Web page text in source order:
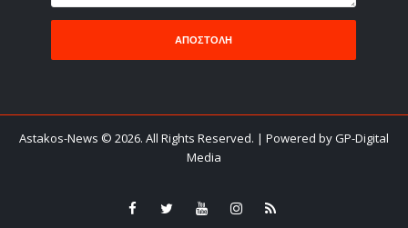
Astakos-News © 2026. All Rights Reserved. | Powered by GP-Digital
Media